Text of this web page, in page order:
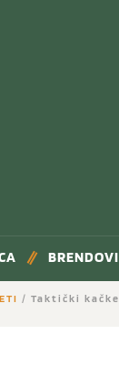
BRENDOVI
/ Taktički